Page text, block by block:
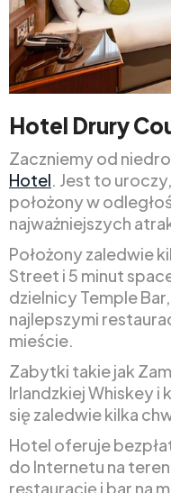
Hotel Drury
Zaczniemy od
Hotel. Jest to
położony w
najważniejszych
Położony zaledwie
Street i 5 minut
dzielnicy Temple
najlepszymi
mieście.
Zabytki takie jak
Irlandzkiej Whiskey i
się zaledwie kilka
Hotel oferuje
do Internetu na
restaurację i bar na